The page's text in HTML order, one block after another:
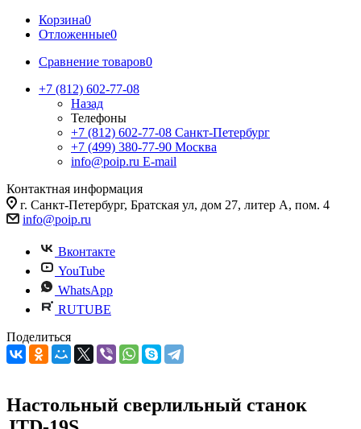
Корзина0
Отложенные0
Сравнение товаров0
+7 (812) 602-77-08
Назад
Телефоны
+7 (812) 602-77-08 Санкт-Петербург
+7 (499) 380-77-90 Москва
info@poip.ru E-mail
Контактная информация
г. Санкт-Петербург, Братская ул, дом 27, литер А, пом. 4
info@poip.ru
Вконтакте
YouTube
WhatsApp
RUTUBE
Поделиться
Настольный сверлильный станок